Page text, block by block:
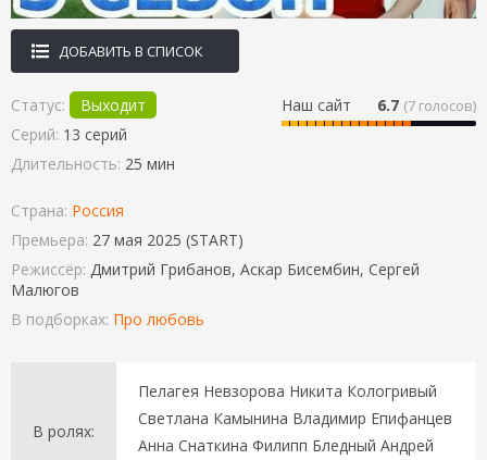
ДОБАВИТЬ В СПИСОК
Наш сайт 6.7 (7 голосов)
Статус:
Выходит
Серий: 13 серий
Длительность: 25 мин
Страна: Россия
Премьера: 27 мая 2025 (START)
Режиссёр: Дмитрий Грибанов, Аскар Бисембин, Сергей
Малюгов
В подборках: Про любовь
В ролях:
Пелагея Невзорова Никита Кологривый
Светлана Камынина Владимир Епифанцев
Анна Снаткина Филипп Бледный Андрей